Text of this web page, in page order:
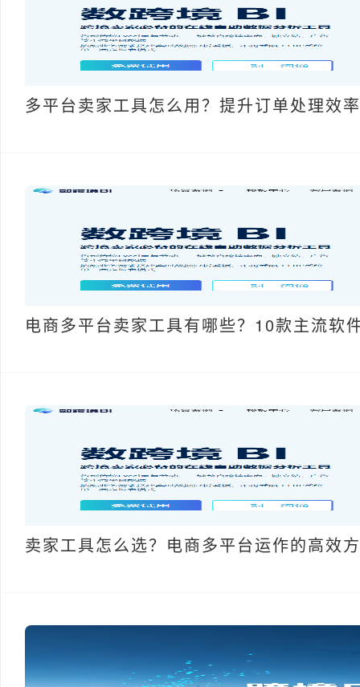
多平台卖家工具怎么用？提升订单处理效
电商多平台卖家工具有哪些？10款主流软
卖家工具怎么选？电商多平台运作的高效